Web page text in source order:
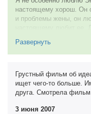
настоящему хорош. Он
и проблемы жены, он
А девочки! Это крошки
плакать и умиляться.
проходит через самые
как бы я смогла
Развернуть
Грустный фильм об
ищет чего-то больше.
друга. Смотрела
3 июня 2007